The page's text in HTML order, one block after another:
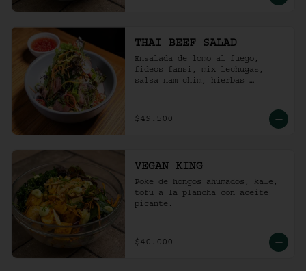
THAI BEEF SALAD
Ensalada de lomo al fuego,
fideos fansi, mix lechugas,
salsa nam chim, hierbas
tostado.
$49.500
VEGAN KING
Poke de hongos ahumados, kale,
tofu a la plancha con aceite
picante.
$40.000